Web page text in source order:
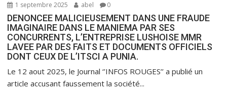
1 septembre 2025 abel 0
DENONCEE MALICIEUSEMENT DANS UNE FRAUDE
IMAGINAIRE DANS LE MANIEMA PAR SES
CONCURRENTS, L’ENTREPRISE LUSHOISE MMR
LAVEE PAR DES FAITS ET DOCUMENTS OFFICIELS
DONT CEUX DE L’ITSCI A PUNIA.
Le 12 aout 2025, le Journal ‘’INFOS ROUGES’’ a publié un
article accusant faussement la société...